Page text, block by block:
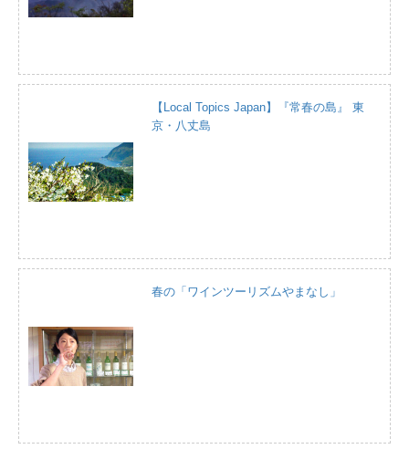
【Local Topics Japan】『常春の島』 東
京・八丈島
春の「ワインツーリズムやまなし」